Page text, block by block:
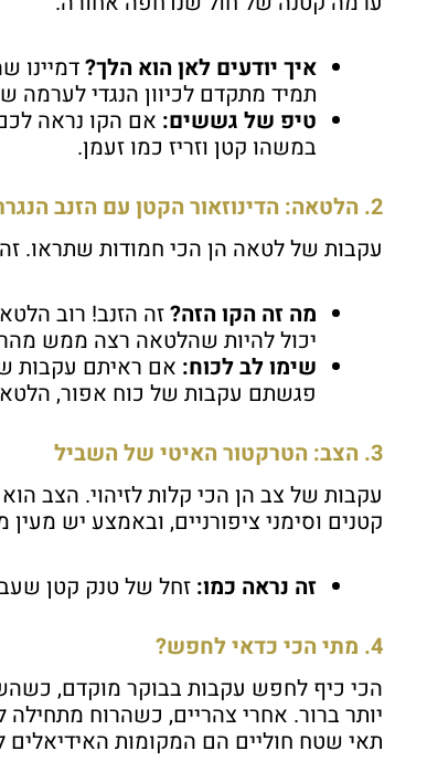
איך יודעים לאן הוא הלך?דמיינו
תמיד מתקדם לכיוון הנגדי לערמה
טיפ של גששים: אם הקו נראה
במשהו קטן וזריז כמו זעמן.
2. הלטאה: הדינוזאור הקטן עם הזנב הנגרר
עקבות של לטאה הן הכי חמודות שתראו.
מה זה הקו הזה?זה הזנב! רוב
יכול להיות שהלטאה רצה ממש מהר
שימו לב לכוח: אם ראיתם עקבות
פגשתם עקבות של כוח אפור,
3. הצב: הטרקטור האיטי של השביל
עקבות של צב הן הכי קלות לזיהוי. הצב
קטנים וסימני ציפורניים, ובאמצע יש
זה נראה כמו: זחל של טנק קטן
4. מתי הכי כדאי לחפש?
הכי כיף לחפש עקבות בבוקר מוקדם,
יותר ברור. אחרי צהריים, כשהרוח
תאי שטח חוליים הם המקומות האידיאלים